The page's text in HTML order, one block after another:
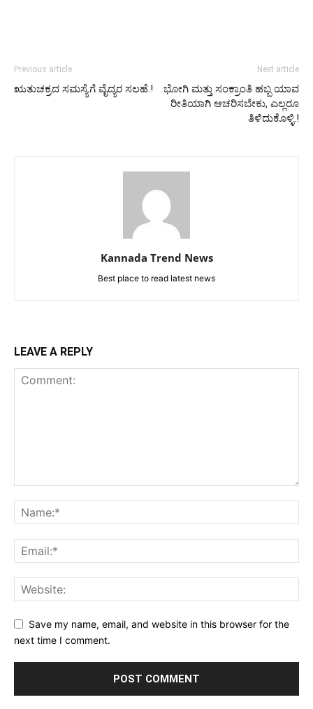
Previous article
ಋತುಚಕ್ರದ ಸಮಸ್ಯೆಗೆ ವೈದ್ಯರ ಸಲಹೆ.!
Next article
ಭೋಗಿ ಮತ್ತು ಸಂಕ್ರಾಂತಿ ಹಬ್ಬ ಯಾವ
ರೀತಿಯಾಗಿ ಆಚರಿಸಬೇಕು, ಎಲ್ಲರೂ
ತಿಳಿದುಕೊಳ್ಳಿ.!
Kannada Trend News
Best place to read latest news
LEAVE A REPLY
Save my name, email, and website in this browser for the
next time I comment.